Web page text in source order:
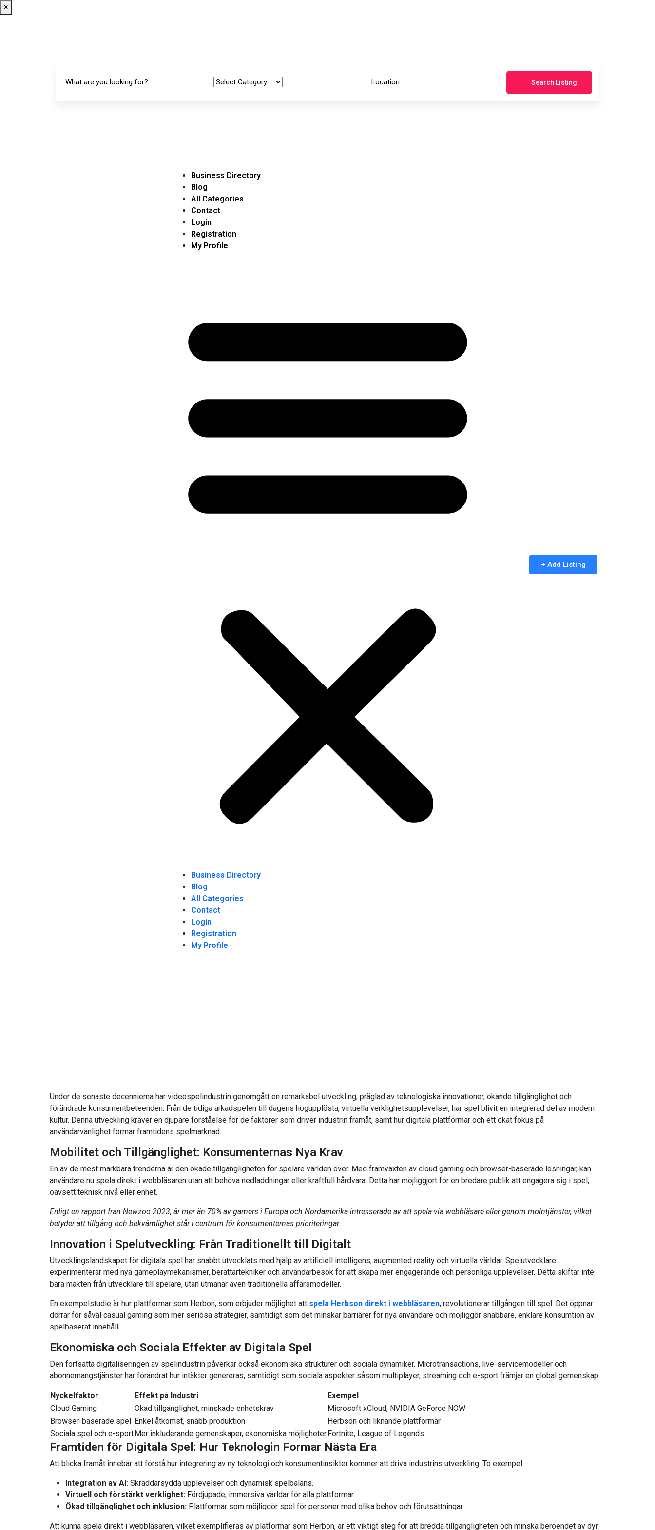
×
Search Listing
Business Directory
Blog
All Categories
Contact
Login
Registration
My Profile
Business Directory
Blog
All Categories
Contact
Login
Registration
My Profile
+ Add Listing
Under de senaste decennierna har videospelindustrin genomgått en remarkabel utveckling, präglad av teknologiska innovationer, ökande tillgänglighet och
förändrade konsumentbeteenden. Från de tidiga arkadspelen till dagens högupplösta, virtuella verklighetsupplevelser, har spel blivit en integrerad del av modern
kultur. Denna utveckling kräver en djupare förståelse för de faktorer som driver industrin framåt, samt hur digitala plattformar och ett ökat fokus på
användarvänlighet formar framtidens spelmarknad.
Mobilitet och Tillgänglighet: Konsumenternas Nya Krav
En av de mest märkbara trenderna är den ökade tillgängligheten för spelare världen över. Med framväxten av cloud gaming och browser-baserade lösningar, kan
användare nu spela direkt i webbläsaren utan att behöva nedladdningar eller kraftfull hårdvara. Detta har möjliggjort för en bredare publik att engagera sig i spel,
oavsett teknisk nivå eller enhet.
Enligt en rapport från Newzoo 2023, är mer än 70% av gamers i Europa och Nordamerika intresserade av att spela via webbläsare eller genom molntjänster, vilket
betyder att tillgång och bekvämlighet står i centrum för konsumenternas prioriteringar.
Innovation i Spelutveckling: Från Traditionellt till Digitalt
Utvecklingslandskapet för digitala spel har snabbt utvecklats med hjälp av artificiell intelligens, augmented reality och virtuella världar. Spelutvecklare
experimenterar med nya gameplaymekanismer, berättartekniker och användarbesök för att skapa mer engagerande och personliga upplevelser. Detta skiftar inte
bara makten från utvecklare till spelare, utan utmanar även traditionella affärsmodeller.
En exempelstudie är hur plattformar som Herbon, som erbjuder möjlighet att spela Herbson direkt i webbläsaren, revolutionerar tillgången till spel. Det öppnar
dörrar för såväl casual gaming som mer seriösa strategier, samtidigt som det minskar barriärer för nya användare och möjliggör snabbare, enklare konsumtion av
spelbaserat innehåll.
Ekonomiska och Sociala Effekter av Digitala Spel
Den fortsatta digitaliseringen av spelindustrin påverkar också ekonomiska strukturer och sociala dynamiker. Microtransactions, live-servicemodeller och
abonnemangstjänster har förändrat hur intäkter genereras, samtidigt som sociala aspekter såsom multiplayer, streaming och e-sport främjar en global gemenskap.
Nyckelfaktor Effekt på Industri
Exempel
Cloud Gaming
Ökad tillgänglighet, minskade enhetskrav
Microsoft xCloud, NVIDIA GeForce NOW
Browser-baserade spel Enkel åtkomst, snabb produktion
Herbson och liknande plattformar
Sociala spel och e-sportMer inkluderande gemenskaper, ekonomiska möjligheterFortnite, League of Legends
Framtiden för Digitala Spel: Hur Teknologin Formar Nästa Era
Att blicka framåt innebär att förstå hur integrering av ny teknologi och konsumentinsikter kommer att driva industrins utveckling. To exempel:
Integration av AI: Skräddarsydda upplevelser och dynamisk spelbalans.
Virtuell och förstärkt verklighet: Fördjupade, immersiva världar för alla plattformar.
Ökad tillgänglighet och inklusion: Plattformar som möjliggör spel för personer med olika behov och förutsättningar.
Att kunna spela direkt i webbläsaren, vilket exemplifieras av platformar som Herbon, är ett viktigt steg för att bredda tillgängligheten och minska beroendet av dyr